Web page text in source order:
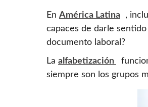
En América Latina
,
capaces de darle
documento laboral?
La alfabetización
siempre son los grupos